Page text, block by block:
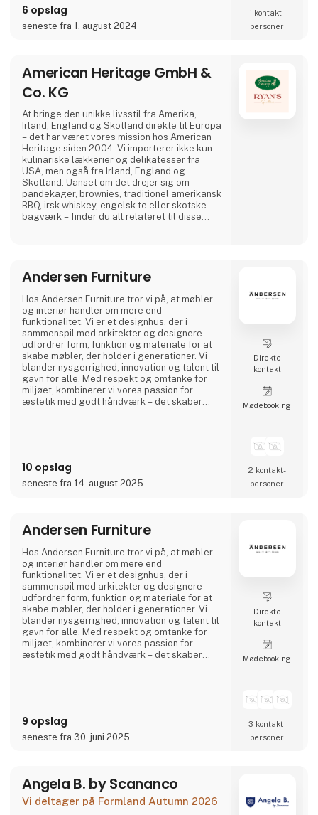
6 opslag
seneste fra 1. august 2024
1 kontakt­
personer
American Heritage GmbH &
Co. KG
At bringe den unikke livsstil fra Amerika,
Irland, England og Skotland direkte til Europa
– det har været vores mission hos American
Heritage siden 2004. Vi importerer ikke kun
kulinariske lækkerier og delikatesser fra
USA, men også fra Irland, England og
Skotland. Uanset om det drejer sig om
pandekager, brownies, traditionel amerikansk
BBQ, irsk whiskey, engelsk te eller skotske
bagværk – finder du alt relateret til disse
Teague, Stonewall Kitchen samt udvalgte
producenter fra Irland, Englan
Andersen Furniture
Hos Andersen Furniture tror vi på, at møbler
og interiør handler om mere end
funktionalitet. Vi er et designhus, der i
sammenspil med arkitekter og designere
udfordrer form, funktion og materiale for at
skabe møbler, der holder i generationer. Vi
blander nysgerrighed, innovation og talent til
gavn for alle. Med respekt og omtanke for
miljøet, kombinerer vi vores passion for
æstetik med godt håndværk – det skaber
10 opslag
seneste fra 14. august 2025
Direkte
kontakt
Møde­booking
2 kontakt­
personer
Andersen Furniture
Hos Andersen Furniture tror vi på, at møbler
og interiør handler om mere end
funktionalitet. Vi er et designhus, der i
sammenspil med arkitekter og designere
udfordrer form, funktion og materiale for at
skabe møbler, der holder i generationer. Vi
blander nysgerrighed, innovation og talent til
gavn for alle. Med respekt og omtanke for
miljøet, kombinerer vi vores passion for
æstetik med godt håndværk – det skaber
9 opslag
seneste fra 30. juni 2025
Direkte
kontakt
Møde­booking
3 kontakt­
personer
Angela B. by Scananco
Vi deltager på Formland Autumn 2026